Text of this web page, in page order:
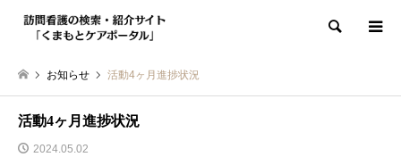
検索
お知らせ 活動4ヶ月進捗状況
活動4ヶ月進捗状況
2024.05.02